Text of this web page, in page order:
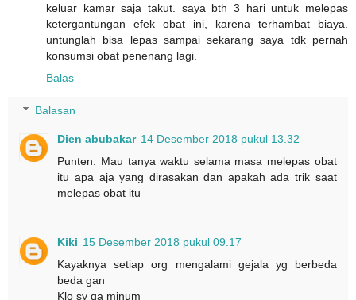
keluar kamar saja takut. saya bth 3 hari untuk melepas
ketergantungan efek obat ini, karena terhambat biaya.
untunglah bisa lepas sampai sekarang saya tdk pernah
konsumsi obat penenang lagi.
Balas
Balasan
Dien abubakar 14 Desember 2018 pukul 13.32
Punten. Mau tanya waktu selama masa melepas obat
itu apa aja yang dirasakan dan apakah ada trik saat
melepas obat itu
Kiki 15 Desember 2018 pukul 09.17
Kayaknya setiap org mengalami gejala yg berbeda
beda gan
Klo sy ga minum